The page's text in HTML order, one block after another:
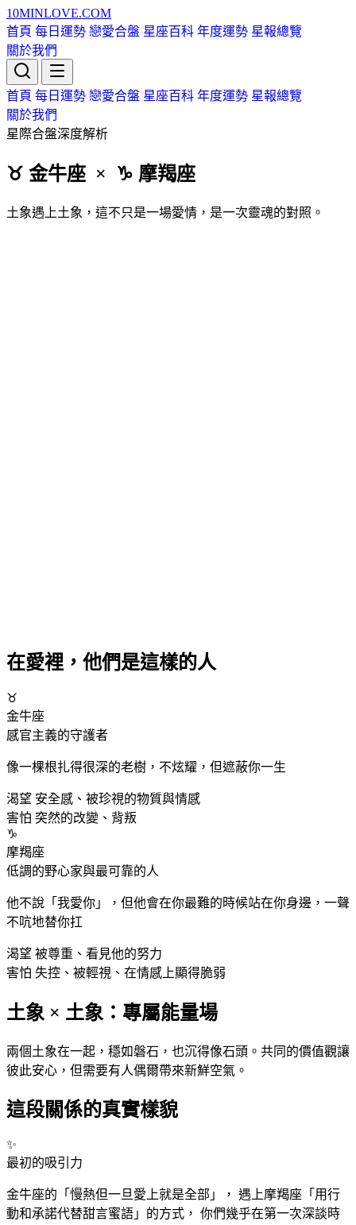
10MINLOVE.COM
首頁 每日運勢 戀愛合盤 星座百科 年度運勢 星報總覽
關於我們
首頁 每日運勢 戀愛合盤 星座百科 年度運勢 星報總覽
關於我們
星際合盤深度解析
♉ 金牛座 × ♑ 摩羯座
土象遇上土象，這不只是一場愛情，是一次靈魂的對照。
在愛裡，他們是這樣的人
♉
金牛座
感官主義的守護者
像一棵根扎得很深的老樹，不炫耀，但遮蔽你一生
渴望 安全感、被珍視的物質與情感
害怕 突然的改變、背叛
♑
摩羯座
低調的野心家與最可靠的人
他不說「我愛你」，但他會在你最難的時候站在你身邊，一聲
不吭地替你扛
渴望 被尊重、看見他的努力
害怕 失控、被輕視、在情感上顯得脆弱
土象 × 土象：專屬能量場
兩個土象在一起，穩如磐石，也沉得像石頭。共同的價值觀讓
彼此安心，但需要有人偶爾帶來新鮮空氣。
這段關係的真實樣貌
✨
最初的吸引力
金牛座的「慢熱但一旦愛上就是全部」， 遇上摩羯座 「用行
動和承諾代替甜言蜜語」的方式， 你們幾乎在第一次深談時